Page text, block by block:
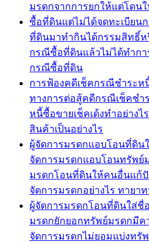
มรดกจากการยกให้แต่โดนใ
ซื้อที่ดินแต่ไม่ได้จดทะเบียน
ที่ดินมาทำกินได้กรรมสิทธิ์
กรณีซื้อที่ดินแล้วไม่ได้ทำกา
กรณีซื้อที่ดิน
การฟ้องคดีเช็คกรณีชำระห
ทางการต่อสู้คดีกรณีเช็คชำ
หนี้ซื้อขายเช็คเด้งทำอย่าง
สินค้าเป็นอย่างไร
ผู้จัดการมรดกแอบโอนที่ดิน
จัดการมรดกแอบโอนทรัพย์
มรดกโอนที่ดินให้คนอื่นแก้
จัดการมรดกอย่างไร ทายา
ผู้จัดการมรดกโอนที่ดินใส่ชื่
มรดกยักยอกทรัพย์มรดกมีค
จัดการมรดกไม่ยอมแบ่งทรั